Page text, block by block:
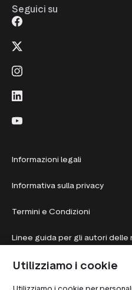
Seguici su
Informazioni legali
Informativa sulla privacy
Termini e Condizioni
Linee guida per gli autori delle
Stato del sistema
Utilizziamo i cookie